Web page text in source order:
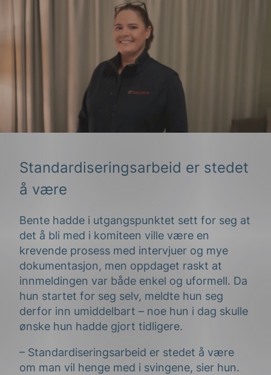
Standardiseringsarbeid er stedet
å være
Bente hadde i utgangspunktet sett for seg at
det å bli med i komiteen ville være en
krevende prosess med intervjuer og mye
dokumentasjon, men oppdaget raskt at
innmeldingen var både enkel og uformell. Da
hun startet for seg selv, meldte hun seg
derfor inn umiddelbart – noe hun i dag skulle
ønske hun hadde gjort tidligere.
– Standardiseringsarbeid er stedet å være
om man vil henge med i svingene, sier hun.